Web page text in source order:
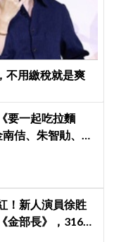
不用繳稅就是爽
要一起吃拉麵
佶、朱智勛、尹
！新人演員徐貹
金部長》，316萬